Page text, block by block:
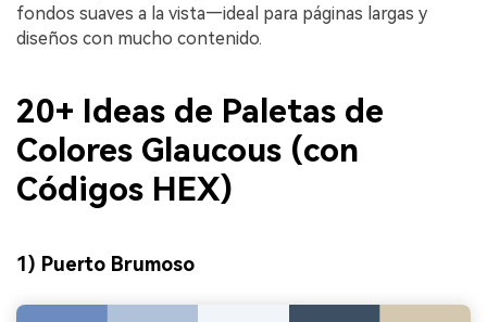
fondos suaves a la vista—ideal para páginas largas y
diseños con mucho contenido.
20+ Ideas de Paletas de
Colores Glaucous (con
Códigos HEX)
1) Puerto Brumoso